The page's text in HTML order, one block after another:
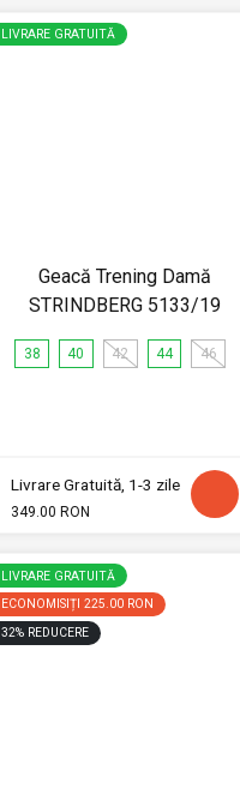
LIVRARE GRATUITĂ
Geacă Trening Damă
STRINDBERG 5133/19
38 40 42 44 46
Livrare Gratuită, 1-3 zile
349.00 RON
LIVRARE GRATUITĂ
ECONOMISIȚI 225.00 RON
32% REDUCERE